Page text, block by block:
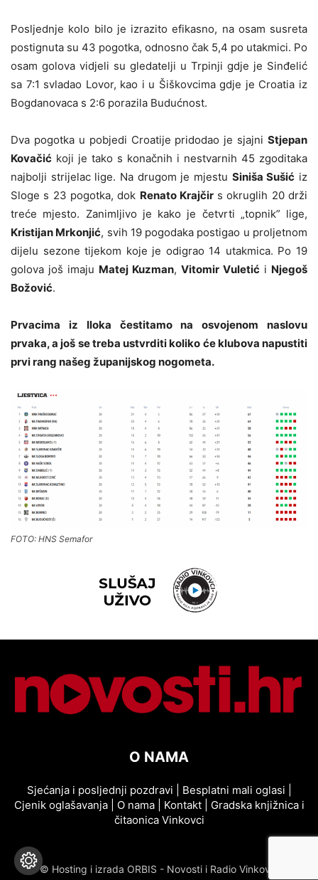
Posljednje kolo bilo je izrazito efikasno, na osam susreta
postignuta su 43 pogotka, odnosno čak 5,4 po utakmici. Po
osam golova vidjeli su gledatelji u Trpinji gdje je Sinđelić
sa 7:1 svladao Lovor, kao i u Šiškovcima gdje je Croatia iz
Bogdanovaca s 2:6 porazila Budućnost.
Dva pogotka u pobjedi Croatije pridodao je sjajni Stjepan
Kovačić koji je tako s konačnih i nestvarnih 45 zgoditaka
najbolji strijelac lige. Na drugom je mjestu Siniša Sušić iz
Sloge s 23 pogotka, dok Renato Krajčirs okruglih 20 drži
treće mjesto. Zanimljivo je kako je četvrti „topnik” lige,
Kristijan Mrkonjić, svih 19 pogodaka postigao u proljetnom
dijelu sezone tijekom koje je odigrao 14 utakmica. Po 19
golova još imaju Matej Kuzman, Vitomir Vuletić i Njegoš
Božović.
Prvacima iz Iloka čestitamo na osvojenom naslovu
prvaka, a još se treba ustvrditi koliko će klubova napustiti
prvi rang našeg županijskog nogometa.
FOTO: HNS Semafor
O NAMA
Sjećanja i posljednji pozdravi Besplatni mali oglasi
Cjenik oglašavanja| O nama| Kontakt| Gradska knjižnica i
čitaonica Vinkovci
© Hosting i izrada ORBIS - Novosti i Radio Vinkovci